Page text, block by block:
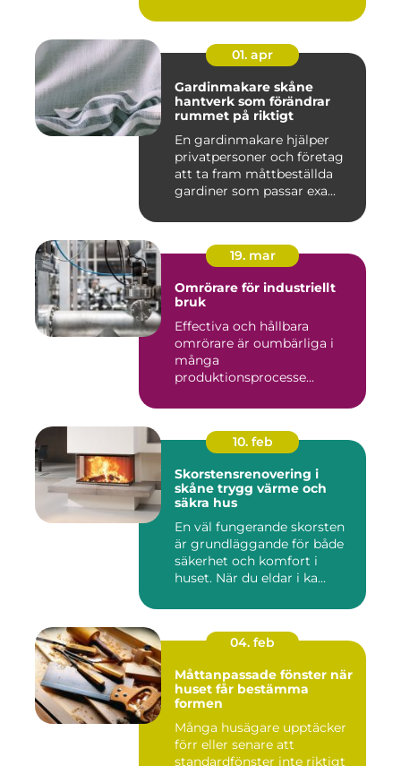
01. apr
Gardinmakare skåne
hantverk som förändrar
rummet på riktigt
En gardinmakare hjälper
privatpersoner och företag
att ta fram måttbeställda
gardiner som passar exa...
19. mar
Omrörare för industriellt
bruk
Effectiva och hållbara
omrörare är oumbärliga i
många
produktionsprocesse...
10. feb
Skorstensrenovering i
skåne trygg värme och
säkra hus
En väl fungerande skorsten
är grundläggande för både
säkerhet och komfort i
huset. När du eldar i ka...
04. feb
Måttanpassade fönster när
huset får bestämma
formen
Många husägare upptäcker
förr eller senare att
standardfönster inte riktigt